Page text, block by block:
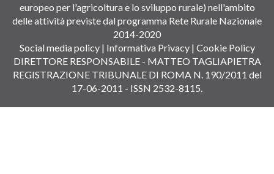
europeo per l'agricoltura e lo sviluppo rurale) nell'ambito
delle attività previste dal programma Rete Rurale Nazionale
2014-2020
Social media policy| Informativa Privacy| Cookie Policy
DIRETTORE RESPONSABILE - MATTEO TAGLIAPIETRA
REGISTRAZIONE TRIBUNALE DI ROMA N. 190/2011 del
17-06-2011 - ISSN 2532-8115.